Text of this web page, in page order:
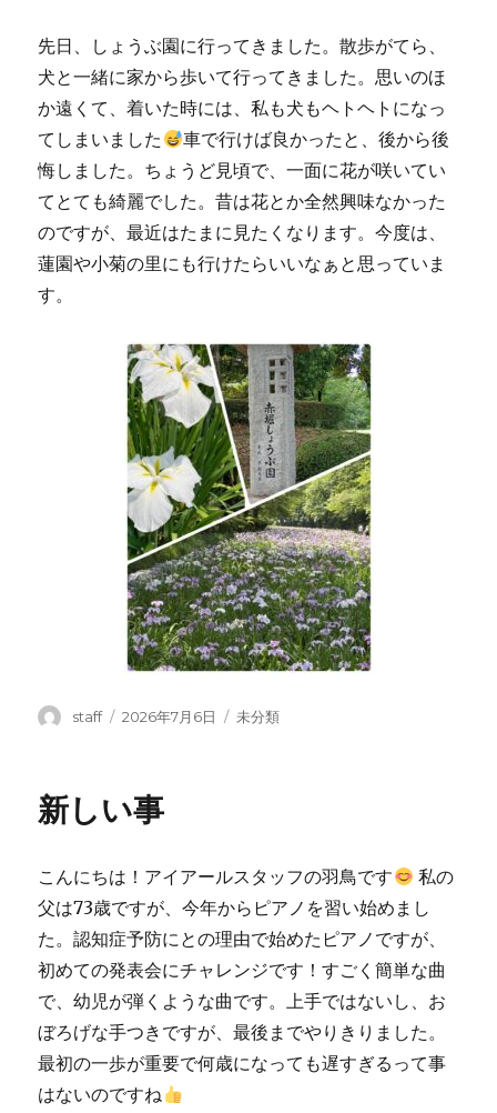
先日、しょうぶ園に行ってきました。散歩がてら、
犬と一緒に家から歩いて行ってきました。思いのほ
か遠くて、着いた時には、私も犬もヘトヘトになっ
てしまいました
車で行けば良かったと、後から後
悔しました。ちょうど見頃で、一面に花が咲いてい
てとても綺麗でした。昔は花とか全然興味なかった
のですが、最近はたまに見たくなります。今度は、
蓮園や小菊の里にも行けたらいいなぁと思っていま
す。
投
staff
投
2026年7月6日
カ
未分類
新しい事
こんにちは！アイアールスタッフの羽鳥です
私の
父は73歳ですが、今年からピアノを習い始めまし
た。認知症予防にとの理由で始めたピアノですが、
初めての発表会にチャレンジです！すごく簡単な曲
で、幼児が弾くような曲です。上手ではないし、お
ぼろげな手つきですが、最後までやりきりました。
最初の一歩が重要で何歳になっても遅すぎるって事
はないのですね